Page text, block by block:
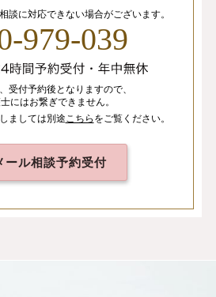
談に対応できない場合がございます。
979-039
受付予約後となりますので、
にはお繋ぎできません。
ましては別途 こちらをご覧ください。
ル相談予約受付